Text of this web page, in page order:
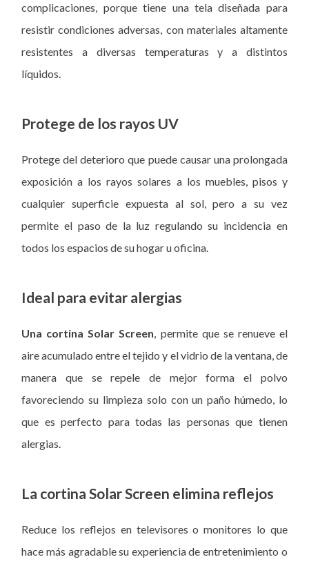
complicaciones, porque tiene una tela diseñada para
resistir condiciones adversas, con materiales altamente
resistentes a diversas temperaturas y a distintos
líquidos.
Protege de los rayos UV
Protege del deterioro que puede causar una prolongada
exposición a los rayos solares a los muebles, pisos y
cualquier superficie expuesta al sol, pero a su vez
permite el paso de la luz regulando su incidencia en
todos los espacios de su hogar u oficina.
Ideal para evitar alergias
Una cortina Solar Screen, permite que se renueve el
aire acumulado entre el tejido y el vidrio de la ventana, de
manera que se repele de mejor forma el polvo
favoreciendo su limpieza solo con un paño húmedo, lo
que es perfecto para todas las personas que tienen
alergias.
La cortina Solar Screen elimina reflejos
Reduce los reflejos en televisores o monitores lo que
hace más agradable su experiencia de entretenimiento o